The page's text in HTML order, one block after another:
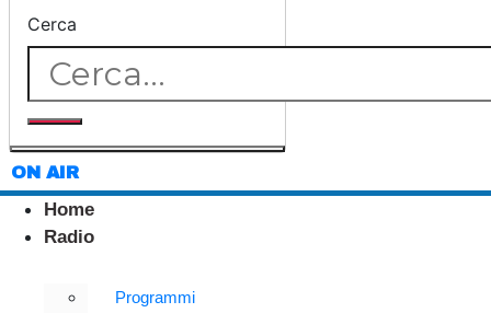
Cerca
ON AIR
Home
Radio
Programmi